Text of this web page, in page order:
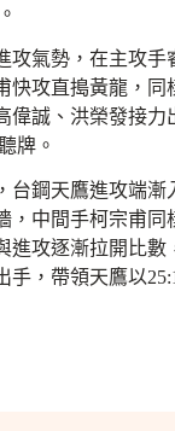
攻氣勢，在主攻手
快攻直搗黃龍，同
偉誠、洪榮發接力
牌。
台鋼天鷹進攻端漸
，中間手柯宗甫同
進攻逐漸拉開比數
手，帶領天鷹以